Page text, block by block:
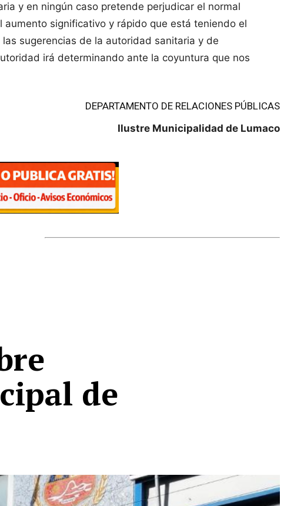
y en ningún caso pretende perjudicar el normal
significativo y rápido que está teniendo el
sugerencias de la autoridad sanitaria y de
irá determinando ante la coyuntura que nos
DEPARTAMENTO DE RELACIONES PÚBLICAS
Ilustre Municipalidad de Lumaco